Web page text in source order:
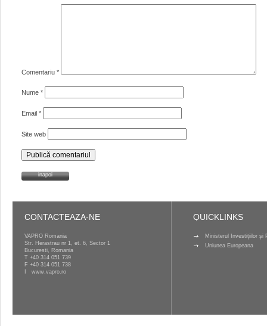
Comentariu *
Nume *
Email *
Site web
inapoi
CONTACTEAZA-NE
VAPRO Romania
Str. Herastrau nr 1, et. 6, Sector 1
Bucuresti, Romania
T +40 314 051 739
F +40 314 051 738
www.vapro.ro
QUICKLINKS
Ministerul Investițiilor și
Uniunea Europeana